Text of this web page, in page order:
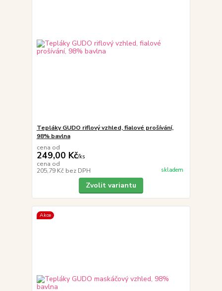
Tepláky GUDO riflový vzhled, fialové prošívání,
98% bavlna
cena od
249,00 Kč/ks
cena od
205,79 Kč bez DPH skladem
Zvolit variantu
Akce